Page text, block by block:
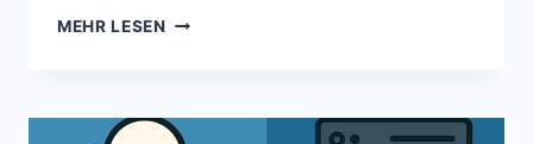
MEHR LESEN